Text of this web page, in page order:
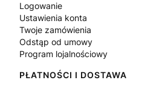
Logowanie
Ustawienia konta
Twoje zamówienia
Odstąp od umowy
Program lojalnościowy
PŁATNOŚCI I DOSTAWA